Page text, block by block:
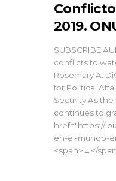
2019.
SUBSCRIBE
conflicts to
Rosemary A.
for Political
Security As
continues to
href="https://
en-el-mundo-
<span>→</